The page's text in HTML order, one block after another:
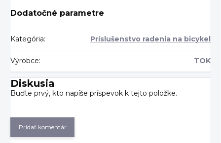
Dodatočné parametre
Kategória: Príslušenstvo radenia na bicykel
Výrobce: TOK
Diskusia
Buďte prvý, kto napíše príspevok k tejto položke.
Pridať komentár